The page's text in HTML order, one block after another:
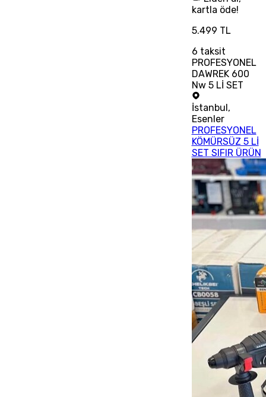
kartla öde!
5.499 TL
6 taksit
PROFESYONEL
DAWREK 600
Nw 5 Lİ SET
İstanbul,
Esenler
PROFESYONEL
KÖMÜRSÜZ 5 Lİ
SET SIFIR ÜRÜN